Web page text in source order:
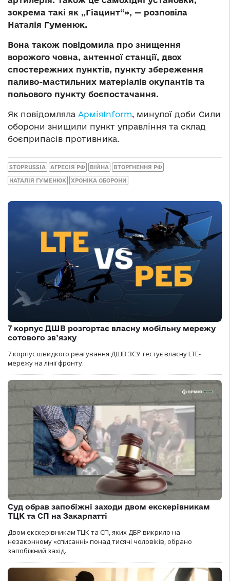
зокрема такі як „Гіацинт“», — розповіла
Наталія Гуменюк.
Вона також повідомила про знищення
ворожого човна, антенної станції, двох
спостережних пунктів, пункту збереження
паливо-мастильних матеріалів окупантів та
польового пункту боєпостачання.
Як повідомляла АрміяInform, минулої доби Сили
оборони знищили пункт управління та склад
боєприпасів противника.
STOPRUSSIA АГРЕСІЯ РФ ВІЙНА ВТОРГНЕННЯ РФ
НАТАЛІЯ ГУМЕНЮК ХРОНІКА ОБОРОНИ
7 корпус ДШВ розгортає власну мобільну мережу
сотового зв’язку
7 корпус швидкого реагування ДШВ ЗСУ тестує власну LTE-
мережу на лінії фронту.
Суд обрав запобіжні заходи двом екскерівникам
ТЦК та СП на Закарпатті
Двом екскерівникам ТЦК та СП, яких ДБР викрило на
незаконному «списанні» понад тисячі чоловіків, обрано
запобіжний захід.